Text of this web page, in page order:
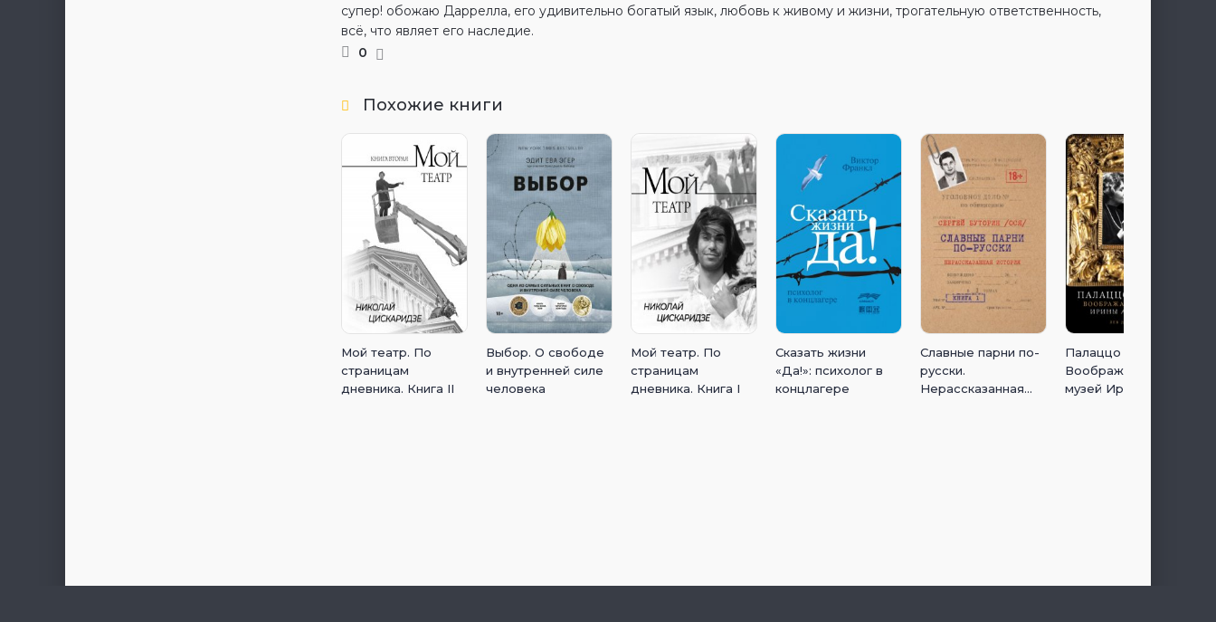
супер! обожаю Даррелла, его удивительно богатый язык, любовь к живому и жизни, трогательную ответственность,
всё, что являет его наследие.
0
Похожие книги
Мой театр. По
страницам
дневника. Книга II
Выбор. О свободе
и внутренней силе
человека
Мой театр. По
страницам
дневника. Книга I
Сказать жизни
«Да!»: психолог в
концлагере
Славные парни по-
русски.
Нерассказанная
Палаццо Мадамы:
Воображаемый
музей Ирины